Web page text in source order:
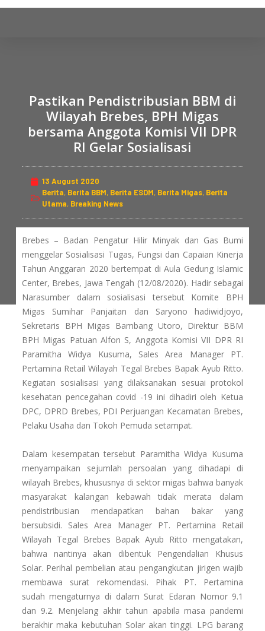
Pastikan Pendistribusian BBM di
Wilayah Brebes, BPH Migas
bersama Anggota Komisi VII DPR
RI Gelar Sosialisasi
13 August 2020
Berita, Berita BBM, Berita ESDM, Berita Migas, Berita
Utama, Breaking News
Brebes – Badan Pengatur Hilir Minyak dan Gas Bumi
menggelar Sosialisasi Tugas, Fungsi dan Capaian Kinerja
Tahun Anggaran 2020 bertempat di Aula Gedung Islamic
Center, Brebes, Jawa Tengah (12/08/2020). Hadir sebagai
Narasumber dalam sosialisasi tersebut Komite BPH
Migas Sumihar Panjaitan dan Saryono hadiwidjoyo,
Sekretaris BPH Migas Bambang Utoro, Direktur BBM
BPH Migas Patuan Alfon S, Anggota Komisi VII DPR RI
Paramitha Widya Kusuma, Sales Area Manager PT.
Pertamina Retail Wilayah Tegal Brebes Bapak Ayub Ritto.
Kegiatan sosialisasi yang dilaksanakan sesuai protokol
kesehatan pencegahan covid -19 ini dihadiri oleh Ketua
DPC, DPRD Brebes, PDI Perjuangan Kecamatan Brebes,
Pelaku Usaha dan Tokoh Pemuda setampat.
Dalam kesempatan tersebut Paramitha Widya Kusuma
menyampaikan sejumlah persoalan yang dihadapi di
wilayah Brebes, khususnya di sektor migas bahwa banyak
masyarakat kalangan kebawah tidak merata dalam
pendistribusian mendapatkan bahan bakar yang
bersubsidi. Sales Area Manager PT. Pertamina Retail
Wilayah Tegal Brebes Bapak Ayub Ritto mengatakan,
bahwa nantinya akan dibentuk Pengendalian Khusus
Solar. Perihal pembelian atau pengangkutan jirigen wajib
membawa surat rekomendasi. Pihak PT. Pertamina
sudah mengaturnya di dalam Surat Edaran Nomor 9.1
dan 9.2. Menjelang akhir tahun apabila masa pandemi
berakhir maka kebutuhan Solar akan tinggi. LPG barang